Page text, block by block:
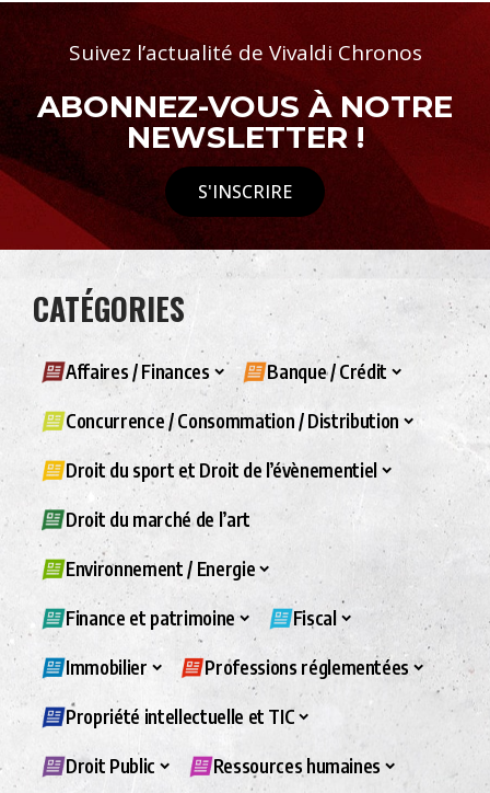
Suivez l’actualité de Vivaldi Chronos
ABONNEZ-VOUS À NOTRE
NEWSLETTER !
S'INSCRIRE
CATÉGORIES
Affaires / Finances Banque / Crédit
Concurrence / Consommation / Distribution
Droit du sport et Droit de l’évènementiel
Droit du marché de l’art
Environnement / Energie
Finance et patrimoine Fiscal
Immobilier Professions réglementées
Propriété intellectuelle et TIC
Droit Public Ressources humaines